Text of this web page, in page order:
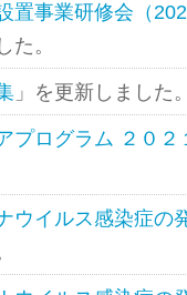
置事業研修会（
た。
」を更新しました
プログラム ２０２
ウイルス感染症の